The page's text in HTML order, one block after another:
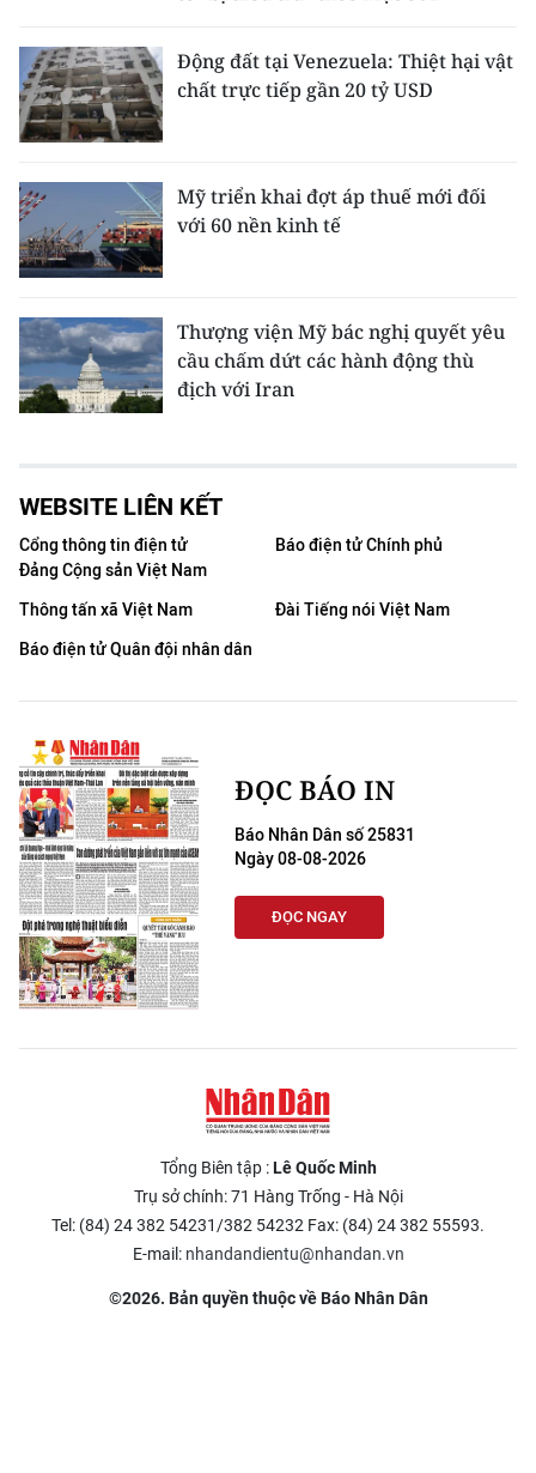
Động đất tại Venezuela: Thiệt hại vật
chất trực tiếp gần 20 tỷ USD
Mỹ triển khai đợt áp thuế mới đối
với 60 nền kinh tế
Thượng viện Mỹ bác nghị quyết yêu
cầu chấm dứt các hành động thù
địch với Iran
WEBSITE LIÊN KẾT
Cổng thông tin điện tử
Đảng Cộng sản Việt Nam
Báo điện tử Chính phủ
Thông tấn xã Việt Nam
Đài Tiếng nói Việt Nam
Báo điện tử Quân đội nhân dân
ĐỌC BÁO IN
Báo Nhân Dân số 25831
Ngày 08-08-2026
ĐỌC NGAY
Tổng Biên tập :Lê Quốc Minh
Trụ sở chính: 71 Hàng Trống - Hà Nội
Tel: (84) 24 382 54231/382 54232 Fax: (84) 24 382 55593.
E-mail: nhandandientu@nhandan.vn
©2026. Bản quyền thuộc về Báo Nhân Dân